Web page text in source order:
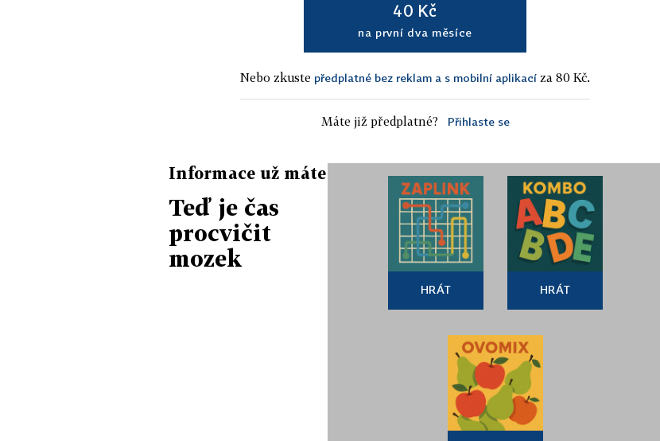
40 Kč
na první dva měsíce
Nebo zkuste předplatné bez reklam a s mobilní aplikací za 80 Kč.
Máte již předplatné? Přihlaste se
Informace už máte
Teď je čas
procvičit
mozek
HRÁT HRÁT